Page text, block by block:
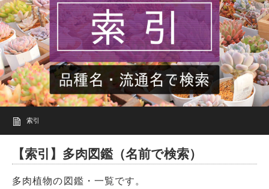
索引
【索引】多肉図鑑（名前で検索）
多肉植物の図鑑・一覧です。